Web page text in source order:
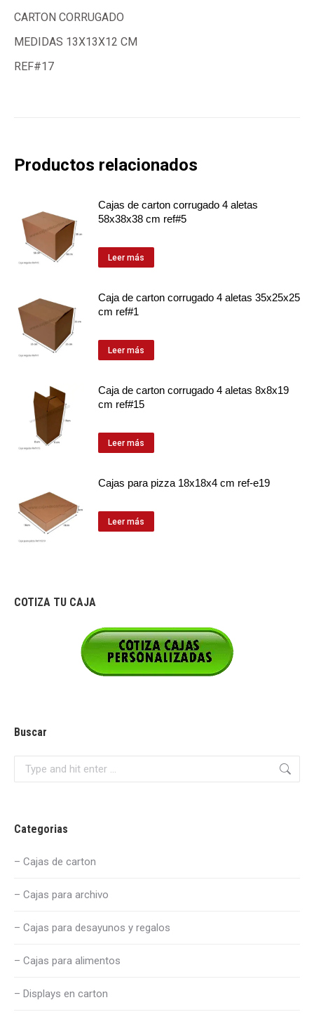
CARTON CORRUGADO
MEDIDAS 13X13X12 CM
REF#17
Productos relacionados
Cajas de carton corrugado 4 aletas
58x38x38 cm ref#5
Leer más
Caja de carton corrugado 4 aletas 35x25x25
cm ref#1
Leer más
Caja de carton corrugado 4 aletas 8x8x19
cm ref#15
Leer más
Cajas para pizza 18x18x4 cm ref-e19
Leer más
COTIZA TU CAJA
Buscar
Search:
Categorias
– Cajas de carton
– Cajas para archivo
– Cajas para desayunos y regalos
– Cajas para alimentos
– Displays en carton